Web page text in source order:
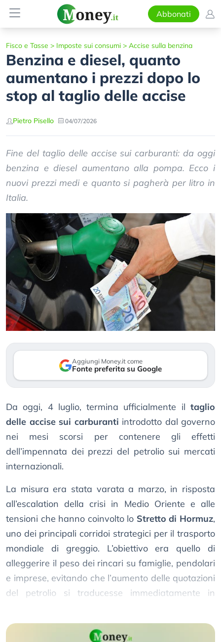
Abbonati
Fisco e Tasse > Imposte sui consumi > Accise sulla benzina
Benzina e diesel, quanto
aumentano i prezzi dopo lo
stop al taglio delle accise
Pietro Pisello 04/07/2026
Fine del taglio delle accise sui carburanti: da oggi
benzina e diesel aumentano alla pompa. Ecco i
nuovi prezzi medi e quanto si pagherà per litro in
Italia.
Aggiungi Money.it come
Fonte preferita su Google
Da oggi, 4 luglio, termina ufficialmente il taglio
delle accise sui carburanti introdotto dal governo
nei mesi scorsi per contenere gli effetti
dell’impennata dei prezzi del petrolio sui mercati
internazionali.
La misura era stata varata a marzo, in risposta
all’escalation della crisi in Medio Oriente e alle
tensioni che hanno coinvolto lo Stretto di Hormuz,
uno dei principali corridoi strategici per il trasporto
mondiale di greggio. L’obiettivo era quello di
alleggerire il peso dei rincari su famiglie, pendolari
e imprese, evitando che l’aumento delle quotazioni
del petrolio si traducesse immediatamente in